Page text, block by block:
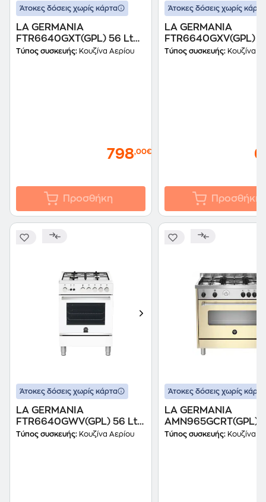
Άτοκες δόσεις χωρίς κάρτα
LA GERMANIA
FTR6640GXT(GPL) 56 Lt
Inox Κουζίνα Υγραερίου
Τύπος συσκευής: Κουζίνα Αερίου
798,00€
Προσθήκη
Άτοκες δόσεις χωρίς κάρτα
LA GERMANIA
FTR6640GXV(GPL) 56 Lt
Inox Κουζίνα
Τύπος συσκευής: Κουζίνα
Προσθήκη
Άτοκες δόσεις χωρίς κάρτα
LA GERMANIA
FTR6640GWV(GPL) 56 Lt
Λευκό Κουζίνα Υγραερίου
Τύπος συσκευής: Κουζίνα Αερίου
Άτοκες δόσεις χωρίς κάρτα
LA GERMANIA
AMN965GCRT(GPL)
Κίτρινο Κουζίνα
Τύπος συσκευής: Κουζίνα